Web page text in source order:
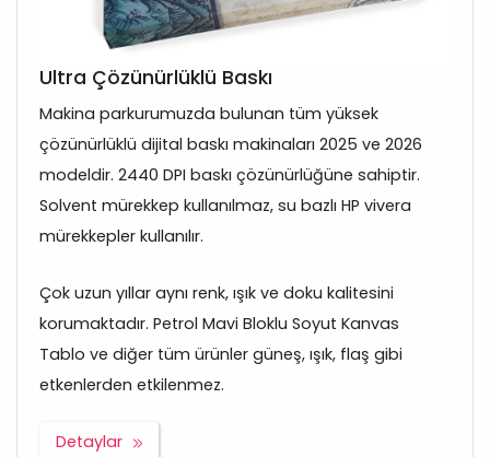
Ultra Çözünürlüklü Baskı
Makina parkurumuzda bulunan tüm yüksek
çözünürlüklü dijital baskı makinaları 2025 ve 2026
modeldir. 2440 DPI baskı çözünürlüğüne sahiptir.
Solvent mürekkep kullanılmaz, su bazlı HP vivera
mürekkepler kullanılır.
Çok uzun yıllar aynı renk, ışık ve doku kalitesini
korumaktadır. Petrol Mavi Bloklu Soyut Kanvas
Tablo ve diğer tüm ürünler güneş, ışık, flaş gibi
etkenlerden etkilenmez.
Detaylar